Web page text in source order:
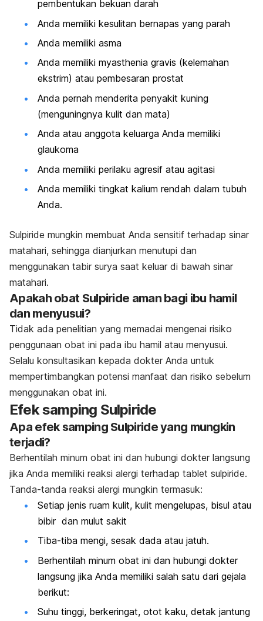
pembentukan bekuan darah
Anda memiliki kesulitan bernapas yang parah
Anda memiliki asma
Anda memiliki myasthenia gravis (kelemahan
ekstrim) atau pembesaran prostat
Anda pernah menderita penyakit kuning
(menguningnya kulit dan mata)
Anda atau anggota keluarga Anda memiliki
glaukoma
Anda memiliki perilaku agresif atau agitasi
Anda memiliki tingkat kalium rendah dalam tubuh
Anda.
Sulpiride mungkin membuat Anda sensitif terhadap sinar
matahari, sehingga dianjurkan menutupi dan
menggunakan tabir surya saat keluar di bawah sinar
matahari.
Apakah obat Sulpiride aman bagi ibu hamil
dan menyusui?
Tidak ada penelitian yang memadai mengenai risiko
penggunaan obat ini pada ibu hamil atau menyusui.
Selalu konsultasikan kepada dokter Anda untuk
mempertimbangkan potensi manfaat dan risiko sebelum
menggunakan obat ini.
Efek samping Sulpiride
Apa efek samping Sulpiride yang mungkin
terjadi?
Berhentilah minum obat ini dan hubungi dokter langsung
jika Anda memiliki reaksi alergi terhadap tablet sulpiride.
Tanda-tanda reaksi alergi mungkin termasuk:
Setiap jenis ruam kulit, kulit mengelupas, bisul atau
bibir dan mulut sakit
Tiba-tiba mengi, sesak dada atau jatuh.
Berhentilah minum obat ini dan hubungi dokter
langsung jika Anda memiliki salah satu dari gejala
berikut:
Suhu tinggi, berkeringat, otot kaku, detak jantung